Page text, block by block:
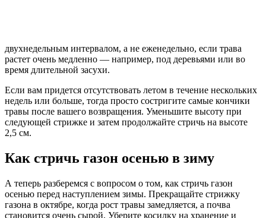
двухнедельным интервалом, а не еженедельно, если трава
растет очень медленно — например, под деревьями или во
время длительной засухи.
Если вам придется отсутствовать летом в течение нескольких
недель или больше, тогда просто состригите самые кончики
травы после вашего возвращения. Уменьшите высоту при
следующей стрижке и затем продолжайте стричь на высоте
2,5 см.
Как стричь газон осенью в зиму
А теперь разберемся с вопросом о том, как стричь газон
осенью перед наступлением зимы. Прекращайте стрижку
газона в октябре, когда рост травы замедляется, а почва
становится очень сырой. Уберите косилку на хранение и